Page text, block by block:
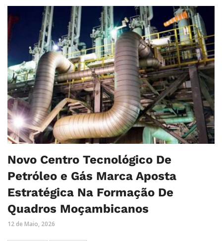
Novo Centro Tecnológico De
Petróleo e Gás Marca Aposta
Estratégica Na Formação De
Quadros Moçambicanos
12 de Maio, 2026